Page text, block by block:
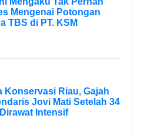
Mengenai Potongan
TBS di PT. KSM
Konservasi Riau, Gajah
Jovi Mati Setelah 34
Intensif